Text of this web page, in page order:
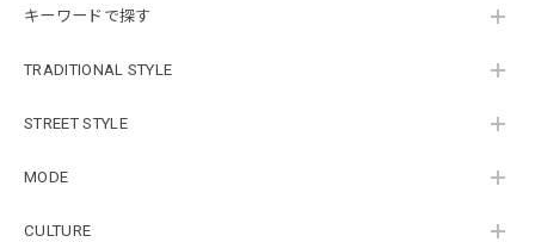
キーワードで探す
TRADITIONAL STYLE
STREET STYLE
MODE
CULTURE